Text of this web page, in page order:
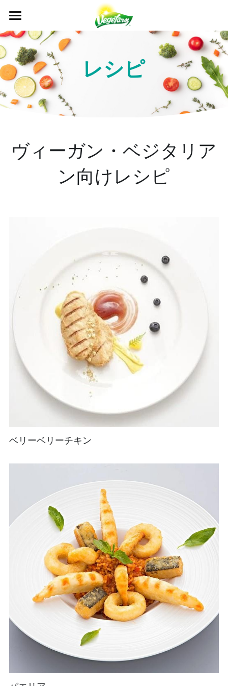
について
VEGEFARMについて
マイルストーン
私たちの価値観
認証
私たちが作った食品
製品一覧
レシピ
プレスセンター
ニュース
アクセス
よくあるご質問
OEM / ODM
日本語
日本語
レシピ
ヴィーガン・ベジタリア
ン向けレシピ
ベリーベリーチキン
ブログカテゴリー
すべてのカテゴリ
News
Events